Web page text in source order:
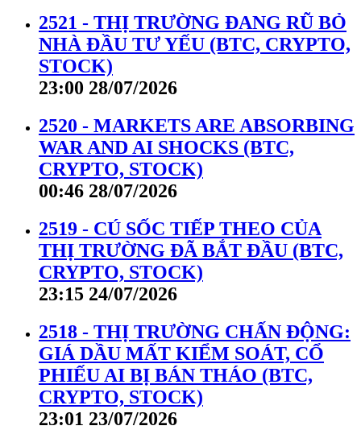
2521 - THỊ TRƯỜNG ĐANG RŨ BỎ
NHÀ ĐẦU TƯ YẾU (BTC, CRYPTO,
STOCK)
23:00 28/07/2026
2520 - MARKETS ARE ABSORBING
WAR AND AI SHOCKS (BTC,
CRYPTO, STOCK)
00:46 28/07/2026
2519 - CÚ SỐC TIẾP THEO CỦA
THỊ TRƯỜNG ĐÃ BẮT ĐẦU (BTC,
CRYPTO, STOCK)
23:15 24/07/2026
2518 - THỊ TRƯỜNG CHẤN ĐỘNG:
GIÁ DẦU MẤT KIỂM SOÁT, CỔ
PHIẾU AI BỊ BÁN THÁO (BTC,
CRYPTO, STOCK)
23:01 23/07/2026